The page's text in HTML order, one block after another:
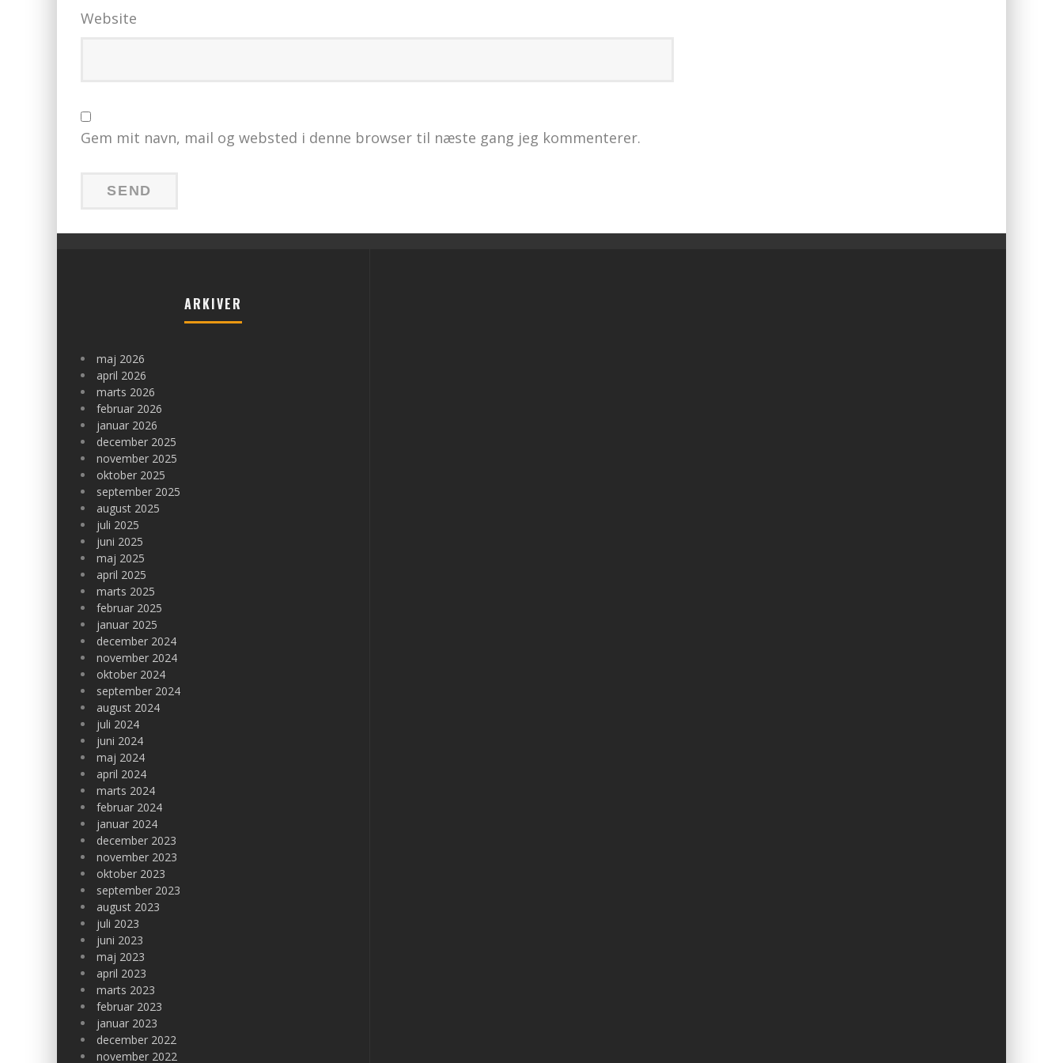
Website
Gem mit navn, mail og websted i denne browser til næste gang jeg kommenterer.
ARKIVER
maj 2026
april 2026
marts 2026
februar 2026
januar 2026
december 2025
november 2025
oktober 2025
september 2025
august 2025
juli 2025
juni 2025
maj 2025
april 2025
marts 2025
februar 2025
januar 2025
december 2024
november 2024
oktober 2024
september 2024
august 2024
juli 2024
juni 2024
maj 2024
april 2024
marts 2024
februar 2024
januar 2024
december 2023
november 2023
oktober 2023
september 2023
august 2023
juli 2023
juni 2023
maj 2023
april 2023
marts 2023
februar 2023
januar 2023
december 2022
november 2022